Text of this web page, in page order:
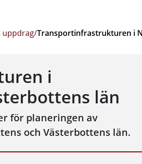
uppdrag/Transportinfrastrukturen i
i
län
för planeringen av
och Västerbottens län.